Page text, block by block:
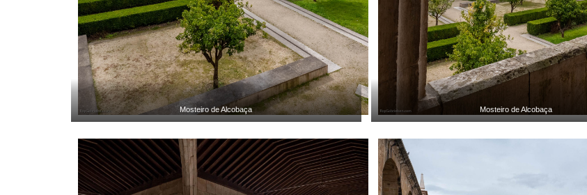
Mosteiro de Alcobaça Mosteiro de Alcobaça